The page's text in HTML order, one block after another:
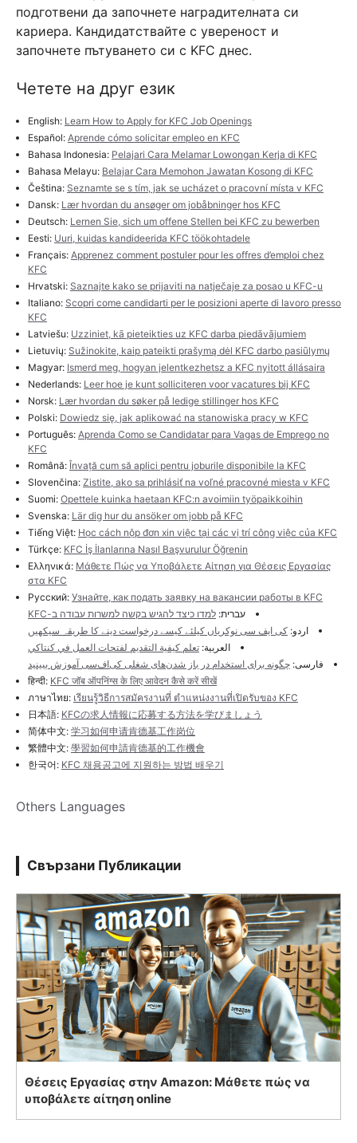
подготвени да започнете наградителната си
кариера. Кандидатствайте с увереност и
започнете пътуването си с KFC днес.
Четете на друг език
English: Learn How to Apply for KFC Job Openings
Español: Aprende cómo solicitar empleo en KFC
Bahasa Indonesia: Pelajari Cara Melamar Lowongan Kerja di KFC
Bahasa Melayu: Belajar Cara Memohon Jawatan Kosong di KFC
Čeština: Seznamte se s tím, jak se ucházet o pracovní místa v KFC
Dansk: Lær hvordan du ansøger om jobåbninger hos KFC
Deutsch: Lernen Sie, sich um offene Stellen bei KFC zu bewerben
Eesti: Uuri, kuidas kandideerida KFC töökohtadele
Français: Apprenez comment postuler pour les offres d’emploi chez
KFC
Hrvatski: Saznajte kako se prijaviti na natječaje za posao u KFC-u
Italiano: Scopri come candidarti per le posizioni aperte di lavoro presso
KFC
Latviešu: Uzziniet, kā pieteikties uz KFC darba piedāvājumiem
Lietuvių: Sužinokite, kaip pateikti prašymą dėl KFC darbo pasiūlymų
Magyar: Ismerd meg, hogyan jelentkezhetsz a KFC nyitott állásaira
Nederlands: Leer hoe je kunt solliciteren voor vacatures bij KFC
Norsk: Lær hvordan du søker på ledige stillinger hos KFC
Polski: Dowiedz się, jak aplikować na stanowiska pracy w KFC
Português: Aprenda Como se Candidatar para Vagas de Emprego no
KFC
Română: Învață cum să aplici pentru joburile disponibile la KFC
Slovenčina: Zistite, ako sa prihlásiť na voľné pracovné miesta v KFC
Suomi: Opettele kuinka haetaan KFC:n avoimiin työpaikkoihin
Svenska: Lär dig hur du ansöker om jobb på KFC
Tiếng Việt: Học cách nộp đơn xin việc tại các vị trí công việc của KFC
Türkçe: KFC İş İlanlarına Nasıl Başvurulur Öğrenin
Ελληνικά: Μάθετε Πώς να Υποβάλετε Αίτηση για Θέσεις Εργασίας
στα KFC
Русский: Узнайте, как подать заявку на вакансии работы в KFC
עברית: למדו כיצד להגיש בקשה למשרות עבודה ב-KFC
اردو: کی ایف سی نوکریاں کیلئے کیسے درخواست دینے کا طریقہ سیکھیں
العربية: تعلم كيفية التقديم لفتحات العمل في كنتاكي
فارسی: چگونه برای استخدام در باز شدن‌های شغلی کی‌اف‌سی آموزش ببینید
हिन्दी: KFC जॉब ऑपनिंग्स के लिए आवेदन कैसे करें सीखें
ภาษาไทย: เรียนรู้วิธีการสมัครงานที่ ตำแหน่งงานที่เปิดรับของ KFC
日本語: KFCの求人情報に応募する方法を学びましょう
简体中文: 学习如何申请肯德基工作岗位
繁體中文: 學習如何申請肯德基的工作機會
한국어: KFC 채용공고에 지원하는 방법 배우기
Others Languages
Свързани Публикации
Θέσεις Εργασίας στην Amazon: Μάθετε πώς να
υποβάλετε αίτηση online